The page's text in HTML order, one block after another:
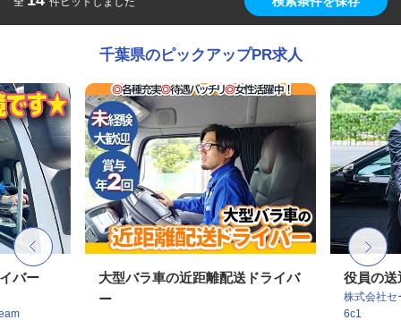
千葉県のピックアップPR求人
バー
大型バラ車の近距離配送ドライバ
ー
役員の送
株式会社
6c1